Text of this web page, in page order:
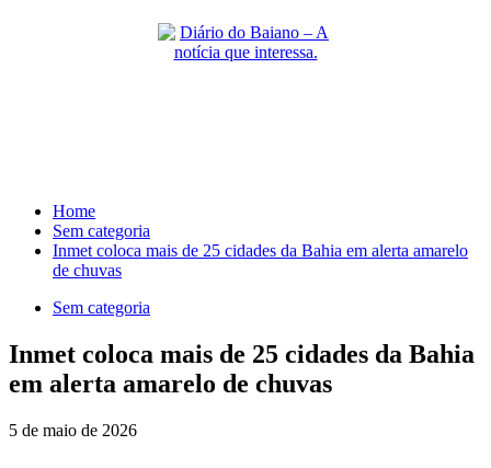
Home
Sem categoria
Inmet coloca mais de 25 cidades da Bahia em alerta amarelo
de chuvas
Sem categoria
Inmet coloca mais de 25 cidades da Bahia
em alerta amarelo de chuvas
5 de maio de 2026